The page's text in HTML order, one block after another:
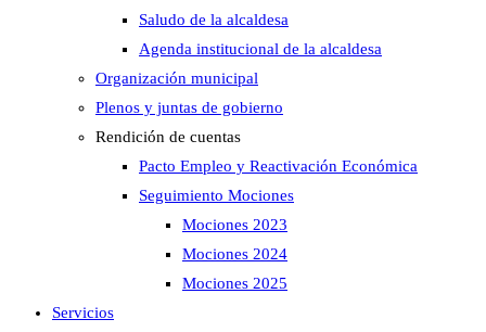
Saludo de la alcaldesa
Agenda institucional de la alcaldesa
Organización municipal
Plenos y juntas de gobierno
Rendición de cuentas
Pacto Empleo y Reactivación Económica
Seguimiento Mociones
Mociones 2023
Mociones 2024
Mociones 2025
Servicios